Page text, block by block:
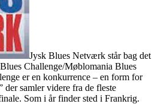
Jysk Blues Netværk står bag det
Challenge/Møblomania Blues
er en konkurrence – en form for
samler videre fra de fleste
Som i år finder sted i Frankrig.